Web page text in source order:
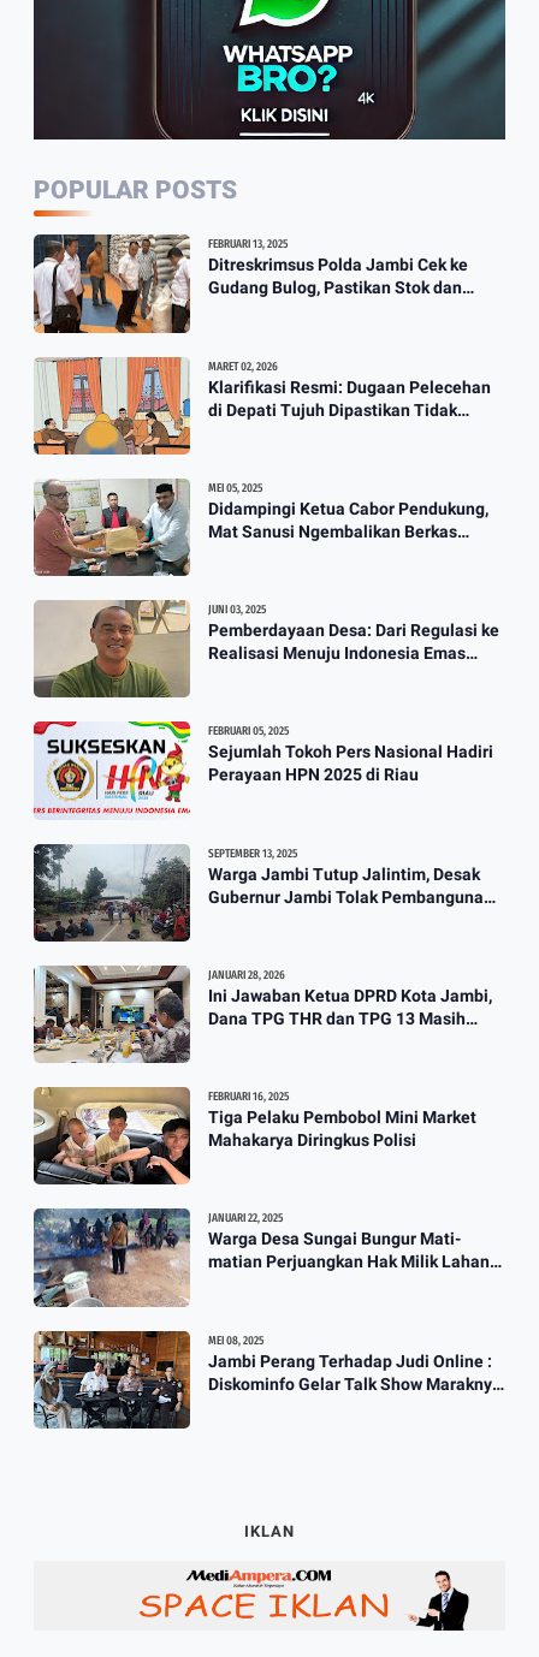
Gula Kelapa
PWI Jambi Rutin Setiap Tahun
Potong Hewan Qurban
2:35
Wali Kota Jambi Tidak Ada Lagi
Guru Honorer Semua Diangkat
Jadi P3K
3:12
Berkah Banjir, Yusuf Pembuat
Perahu Kebanjiran Orderan Bikin
Perahu
3:57
POPULAR POSTS
FEBRUARI 13, 2025
Ditreskrimsus Polda Jambi Cek ke
Gudang Bulog, Pastikan Stok dan
MARET 02, 2026
Klarifikasi Resmi: Dugaan Pelecehan
di Depati Tujuh Dipastikan Tidak
MEI 05, 2025
Didampingi Ketua Cabor Pendukung,
Mat Sanusi Ngembalikan Berkas
JUNI 03, 2025
Pemberdayaan Desa: Dari Regulasi ke
Realisasi Menuju Indonesia Emas
FEBRUARI 05, 2025
Sejumlah Tokoh Pers Nasional Hadiri
Perayaan HPN 2025 di Riau
SEPTEMBER 13, 2025
Warga Jambi Tutup Jalintim, Desak
Gubernur Jambi Tolak Pembangunan
JANUARI 28, 2026
Ini Jawaban Ketua DPRD Kota Jambi,
Dana TPG THR dan TPG 13 Masih
FEBRUARI 16, 2025
Tiga Pelaku Pembobol Mini Market
Mahakarya Diringkus Polisi
JANUARI 22, 2025
Warga Desa Sungai Bungur Mati-
matian Perjuangkan Hak Milik Lahan
MEI 08, 2025
Jambi Perang Terhadap Judi Online :
Diskominfo Gelar Talk Show Maraknya
IKLAN